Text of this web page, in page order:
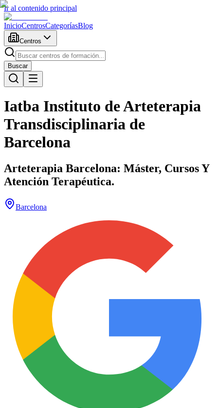
Ir al contenido principal
InicioCentrosCategoríasBlog
Centros
Buscar
Iatba Instituto de Arteterapia
Transdisciplinaria de
Barcelona
Arteterapia Barcelona: Máster, Cursos Y
Atención Terapéutica.
Barcelona